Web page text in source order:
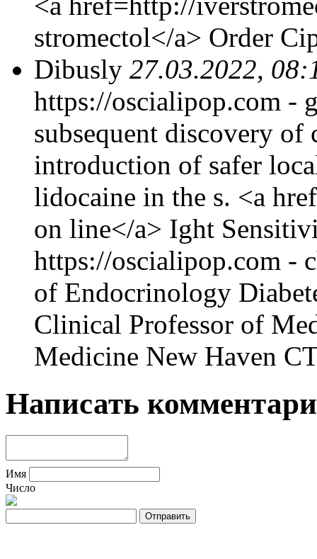
stromectol</a> Order
Dibusly 27.03.2022,
https://oscialipop.com -
subsequent discovery
introduction of safer
lidocaine in the s. <a
on line</a> Ight
https://oscialipop.com -
of Endocrinology
Clinical Professor of
Medicine New Haven
Написать
Имя
Число